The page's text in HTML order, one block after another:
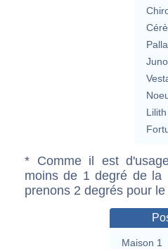
Lilith
* Comme il est
moins de 1 degré de la
prenons 2 degrés pour
Maison 1